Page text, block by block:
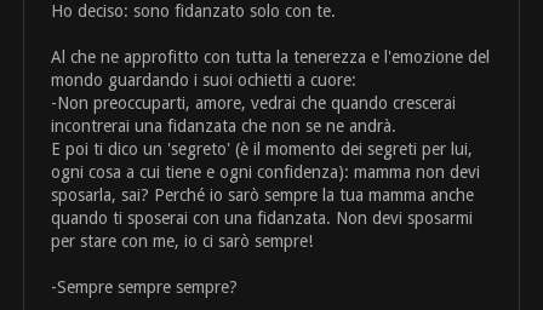
Ho deciso: sono fidanzato solo con te.
Al che ne approfitto con tutta la tenerezza e l'emozione del
mondo guardando i suoi ochietti a cuore:
-Non preoccuparti, amore, vedrai che quando crescerai
incontrerai una fidanzata che non se ne andrà.
E poi ti dico un 'segreto' (è il momento dei segreti per lui,
ogni cosa a cui tiene e ogni confidenza): mamma non devi
sposarla, sai? Perché io sarò sempre la tua mamma anche
quando ti sposerai con una fidanzata. Non devi sposarmi
per stare con me, io ci sarò sempre!
-Sempre sempre sempre?